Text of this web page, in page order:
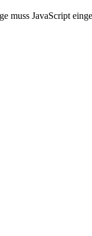
muss JavaScript